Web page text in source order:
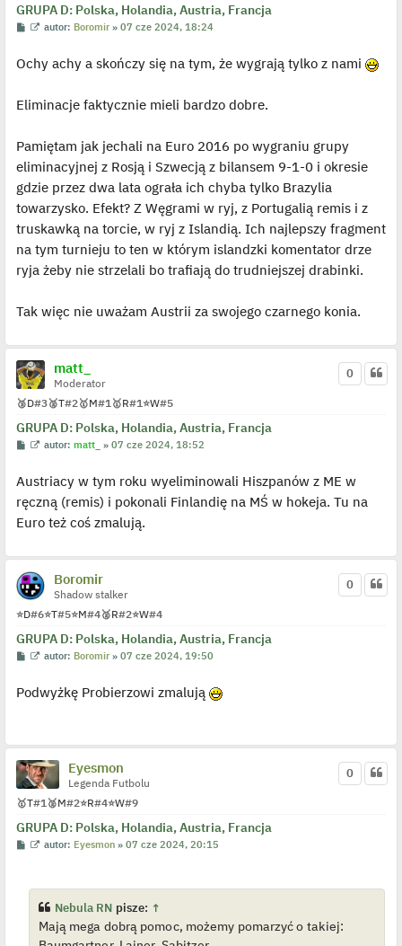
c
z
o
s
GRUPA D: Polska, Holandia, Austria, Francja
P
t
W
w
i
l
j
e
d
n
z
y
p
o
s
t
autor: Boromir »07 cze 2024, 18:24
Ochy achy a skończy się na tym, że wygrają tylko z nami
Eliminacje faktycznie mieli bardzo dobre.
Pamiętam jak jechali na Euro 2016 po wygraniu grupy
eliminacyjnej z Rosją i Szwecją z bilansem 9-1-0 i okresie
gdzie przez dwa lata ograła ich chyba tylko Brazylia
towarzysko. Efekt? Z Węgrami w ryj, z Portugalią remis i z
truskawką na torcie, w ryj z Islandią. Ich najlepszy fragment
na tym turnieju to ten w którym islandzki komentator drze
ryja żeby nie strzelali bo trafiają do trudniejszej drabinki.
Tak więc nie uważam Austrii za swojego czarnego konia.
matt_
Moderator
🥉D#3🥈T#2🥇M#1 🥇R#1⭐W#5
GRUPA D: Polska, Holandia, Austria, Francja
0
P
t
W
w
e
l
j
d
y
c
y
p
t
autor:matt_ »07 cze 2024, 18:52
Austriacy w tym roku wyeliminowali Hiszpanów z ME w
ręczną (remis) i pokonali Finlandię na MŚ w hokeja. Tu na
Euro też coś zmalują.
Boromir
Shadow stalker
⭐D#6⭐T#5⭐M#4🥈R#2⭐W#4
GRUPA D: Polska, Holandia, Austria, Francja
0
P
t
W
w
p
o
j
e
y
c
z
s
t
autor: Boromir »07 cze 2024, 19:50
Podwyżkę Probierzowi zmalują
Eyesmon
Legenda Futbolu
🥇T#1🥈M#2⭐R#4⭐W#9
GRUPA D: Polska, Holandia, Austria, Francja
0
P
W
i
e
t
l
autor: Eyesmon »07 cze 2024, 20:15
Nebula RN pisze: ↑
Mają mega dobrą pomoc, możemy pomarzyć o takiej: